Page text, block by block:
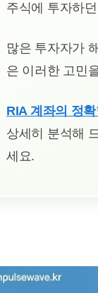
주식에 투자하
많은 투자자가
은 이러한 고민
RIA 계좌의 정
상세히 분석해
세요.